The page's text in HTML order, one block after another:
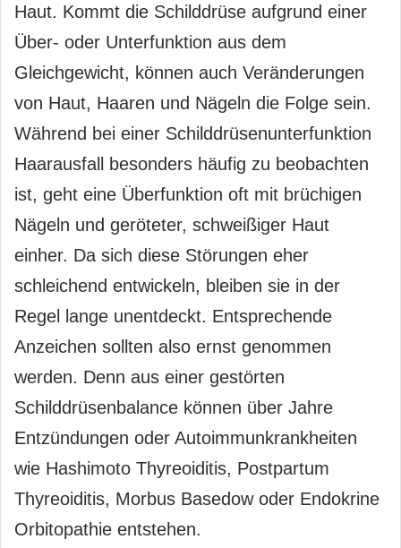
Haut. Kommt die Schilddrüse aufgrund einer
Über- oder Unterfunktion aus dem
Gleichgewicht, können auch Veränderungen
von Haut, Haaren und Nägeln die Folge sein.
Während bei einer Schilddrüsenunterfunktion
Haarausfall besonders häufig zu beobachten
ist, geht eine Überfunktion oft mit brüchigen
Nägeln und geröteter, schweißiger Haut
einher. Da sich diese Störungen eher
schleichend entwickeln, bleiben sie in der
Regel lange unentdeckt. Entsprechende
Anzeichen sollten also ernst genommen
werden. Denn aus einer gestörten
Schilddrüsenbalance können über Jahre
Entzündungen oder Autoimmunkrankheiten
wie Hashimoto Thyreoiditis, Postpartum
Thyreoiditis, Morbus Basedow oder Endokrine
Orbitopathie entstehen.